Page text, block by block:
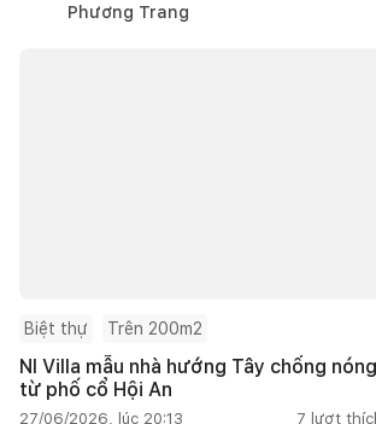
Phương Trang
Biệt thự Trên 200m2
NI Villa mẫu nhà hướng Tây chống
từ phố cổ Hội An
27/06/2026, lúc 20:13 7 lượt